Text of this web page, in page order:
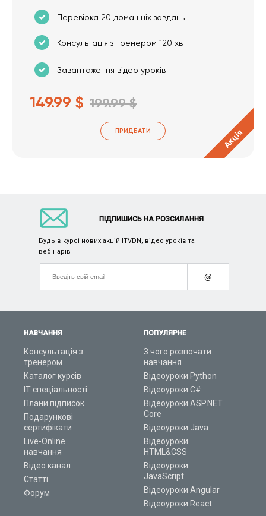
Перевірка 20 домашніх завдань
Консультація з тренером 120 хв
Завантаження відео уроків
149.99 $ 199.99 $
ПРИДБАТИ Акція
НАВЧАННЯ
Консультація з
тренером
Каталог курсів
ІТ спеціальності
Плани підписок
Подарункові
сертифікати
Live-Online
навчання
Відео канал
Статті
Форум
ПОПУЛЯРНЕ
З чого розпочати
навчання
Відеоуроки Python
Відеоуроки C#
Відеоуроки ASP.NET
Core
Відеоуроки Java
Відеоуроки
HTML&CSS
Відеоуроки
JavaScript
Відеоуроки Angular
Відеоуроки React
ПІДПИШИСЬ НА РОЗСИЛАННЯ
Будь в курсі нових акцій ITVDN, відео уроків та
вебінарів
@